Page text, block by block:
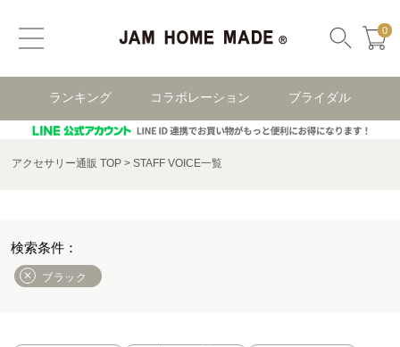
0
ランキング コラボレーション ブライダル
アクセサリー通販 TOP STAFF VOICE一覧
ブラック